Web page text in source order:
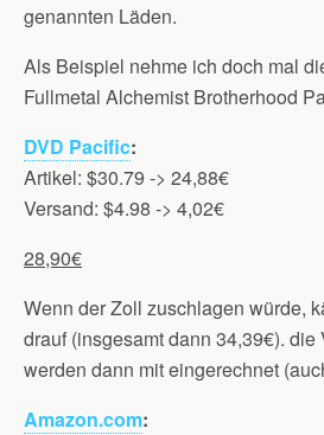
genannten Läden.
Als Beispiel nehme ich doch mal
Fullmetal Alchemist Brotherhood
DVD Pacific:
Artikel: $30.79 -> 24,88€
Versand: $4.98 -> 4,02€
28,90€
Wenn der Zoll zuschlagen würde,
drauf (insgesamt dann 34,39€). die
werden dann mit eingerechnet
Amazon.com: